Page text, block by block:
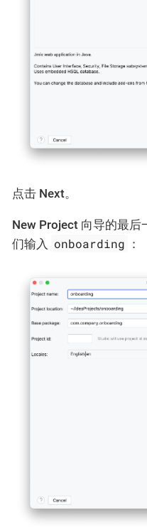
点击 Next。
New Project 向导的最后
们输入 onboarding ：